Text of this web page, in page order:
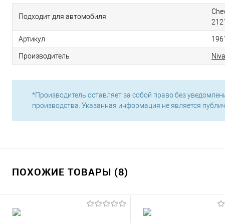
Подходит для автомобиля
Артикул
Производитель
*Производитель оставляет за собой право без
производства. Указанная информация не является
ПОХОЖИЕ ТОВАРЫ (8)